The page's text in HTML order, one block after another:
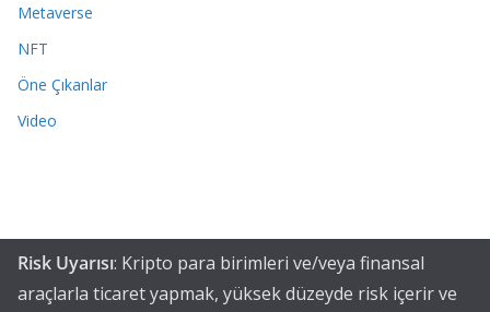
Metaverse
NFT
Öne Çıkanlar
Video
Risk Uyarısı: Kripto para birimleri ve/veya finansal
araçlarla ticaret yapmak, yüksek düzeyde risk içerir ve